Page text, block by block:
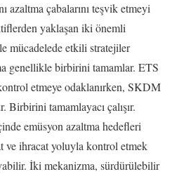
azaltma çabalarını teşvik etmeyi
yaklaşan iki önemli
mücadelede etkili stratejiler
genellikle birbirini tamamlar. ETS
etmeye odaklanırken, SKDM
Birbirini tamamlayacı çalışır.
emüsyon azaltma hedefleri
ve ihracat yoluyla kontrol etmek
İki mekanizma, sürdürülebilir